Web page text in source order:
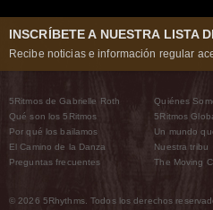
INSCRÍBETE A NUESTRA LISTA
Recibe noticias e información regular
5Ritmos de Gabrielle Roth
Qué son los 5Ritmos
Por qué los bailamos
El Camino de la Danza
Preguntas frecuentes
Quiénes
5Ritmos
Un mundo
Nuestra tribu
The Moving
© 2026 5Rhythms. Todos los derechos